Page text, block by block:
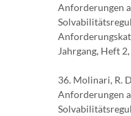
Anforderungen
Jahrgang, Heft
36. Molinari, R.
Anforderungen